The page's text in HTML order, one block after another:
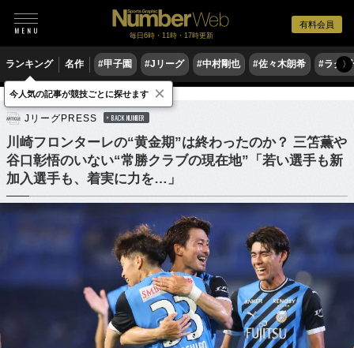
有料会員
毎日6時・11時・17時更新
ランキング 名作 #甲子園 #Jリーグ #中村剛也 #佐々木朗希 #ラグ〉
サッカー Jリーグ
JリーグPRESS BACK NUMBER
川崎フロンターレの“黄金期”は終わったのか？ 三笘薫や
谷口彰悟のいない“常勝クラブの現在地”「若い選手も新
加入選手も、着実に力を…」
今人気の記事が競技ごとに探せます ×